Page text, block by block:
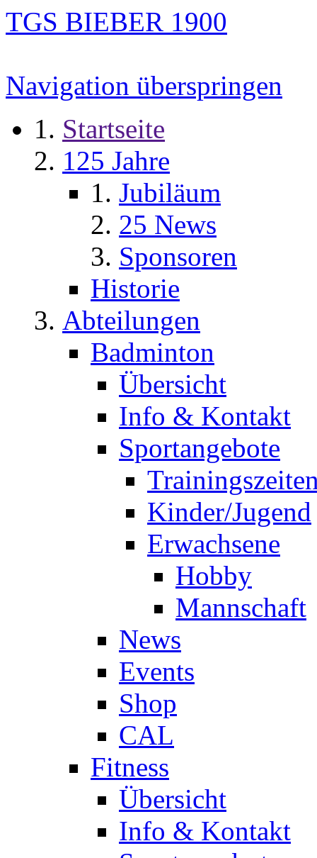
TGS BIEBER 1900
Navigation überspringen
Startseite
125 Jahre
Jubiläum
25 News
Sponsoren
Historie
Abteilungen
Badminton
Übersicht
Info & Kontakt
Sportangebote
Kinder/Jugend
Erwachsene
Hobby
Mannschaft
News
Events
Shop
CAL
Fitness
Übersicht
Info & Kontakt